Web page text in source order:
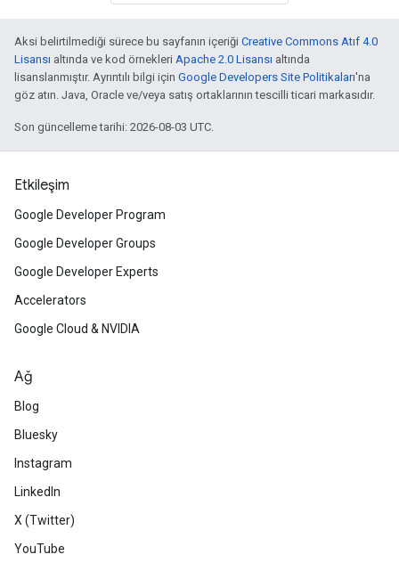
Aksi belirtilmediği sürece bu sayfanın içeriği Creative Commons Atıf 4.0
Lisansı altında ve kod örnekleri Apache 2.0 Lisansı altında
lisanslanmıştır. Ayrıntılı bilgi için Google Developers Site Politikaları'na
göz atın. Java, Oracle ve/veya satış ortaklarının tescilli ticari markasıdır.
Son güncelleme tarihi: 2026-08-03 UTC.
Etkileşim
Google Developer Program
Google Developer Groups
Google Developer Experts
Accelerators
Google Cloud & NVIDIA
Ağ
Blog
Bluesky
Instagram
LinkedIn
X (Twitter)
YouTube